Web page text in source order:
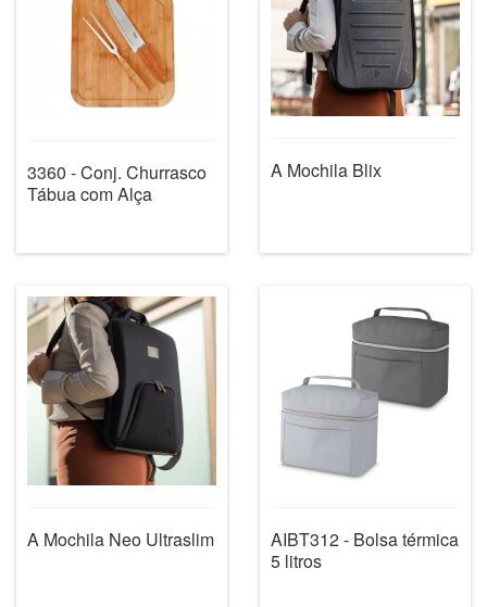
3360 - Conj. Churrasco
Tábua com Alça
A Mochila Blix
A Mochila Neo Ultraslim
AIBT312 - Bolsa térmica
5 litros